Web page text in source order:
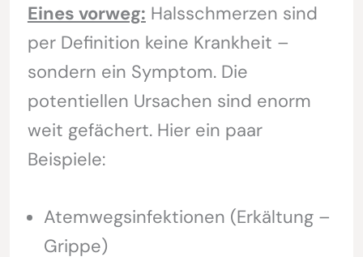
Eines vorweg: Halsschmerzen sind
per Definition keine Krankheit –
sondern ein Symptom. Die
potentiellen Ursachen sind enorm
weit gefächert. Hier ein paar
Beispiele:
Atemwegsinfektionen (Erkältung –
Grippe)